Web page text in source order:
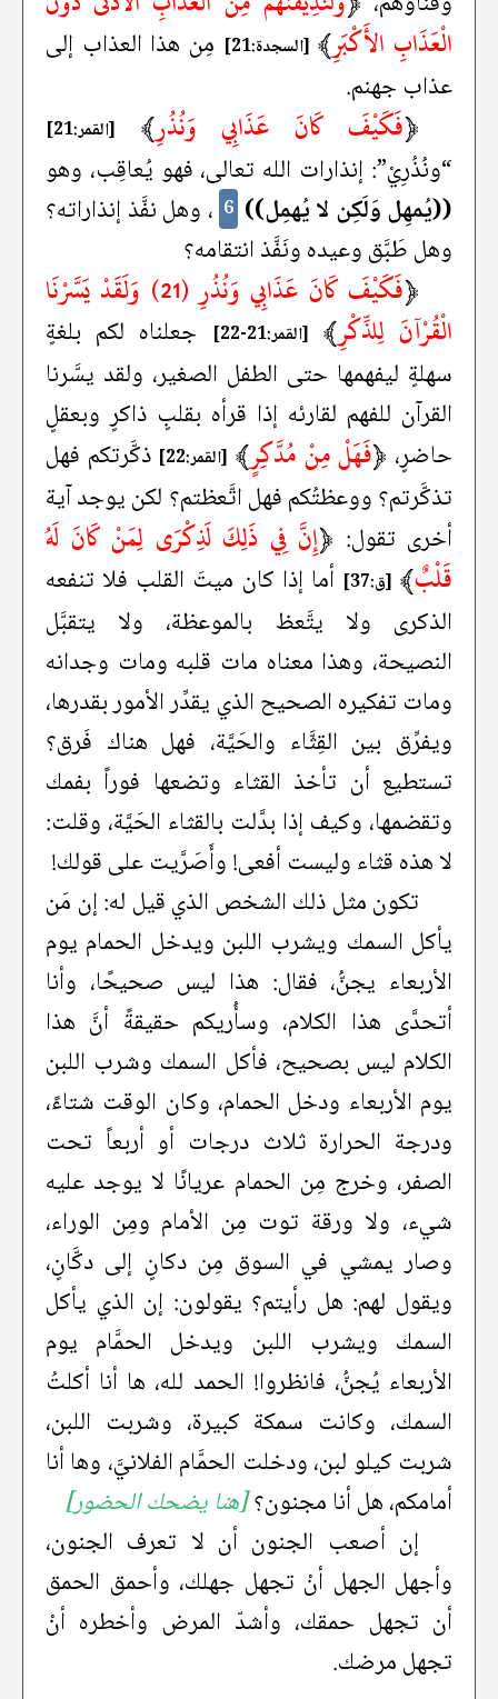
الْعَذَابِ الأَكْبَرِ﴾ [السجدة:21]
مِن هذا العذاب إلى
عذاب جهنم.
﴿فَكَيْفَ كَانَ عَذَابِي وَنُذُرِ﴾ [القمر:21]
“ونُذُرِيْ”: إنذارات الله تعالى، فهو يُعاقِب، وهو
((يُمهِل وَلَكِن لا يُهمِل)) 6 ، وهل نفَّذ إنذاراته؟
وهل طَبَّق وعيده ونَفَّذ انتقامه؟
﴿
فَكَيْفَ كَانَ عَذَابِي وَنُذُرِ (21) وَلَقَدْ يَسَّرْنَا
الْقُرْآنَ لِلذِّكْرِ﴾ [القمر:21-22]
جعلناه لكم بلغةٍ
سهلةٍ ليفهمها حتى الطفل الصغير، ولقد يسَّرنا
القرآن للفهم لقارئه إذا قرأه بقلبٍ ذاكرٍ وبعقلٍ
حاضرٍ، ﴿فَهَلْ مِنْ مُدَّكِرٍ﴾ [القمر:22]
ذكَّرتكم فهل
تذكَّرتم؟ ووعظتُكم فهل اتَّعظتم؟ لكن يوجد آية
أخرى تقول: ﴿إِنَّ فِي ذَلِكَ لَذِكْرَى لِمَنْ كَانَ لَهُ
قَلْبٌ﴾ [ق:37]
أما إذا كان ميتَ القلب فلا تنفعه
الذكرى ولا يتَّعظ بالموعظة، ولا يتقبَّل
النصيحة، وهذا معناه مات قلبه ومات وجدانه
ومات تفكيره الصحيح الذي يقدِّر الأمور بقدرها،
ويفرِّق بين القِثَّاء والحَيَّة، فهل هناك فَرق؟
تستطيع أن تأخذ القثاء وتضعها فوراً بفمك
وتقضمها، وكيف إذا بدَّلت بالقثاء الحَيَّة، وقلت:
لا هذه قثاء وليست أفعى! وأَصَرَّيت على قولك!
تكون مثل ذلك الشخص الذي قيل له: إن مَن
يأكل السمك ويشرب اللبن ويدخل الحمام يوم
الأربعاء يجنُّ، فقال: هذا ليس صحيحًا، وأنا
أتحدَّى هذا الكلام، وسأُريكم حقيقةً أنَّ هذا
الكلام ليس بصحيح، فأكل السمك وشرب اللبن
يوم الأربعاء ودخل الحمام، وكان الوقت شتاءً،
ودرجة الحرارة ثلاث درجات أو أربعاً تحت
الصفر، وخرج مِن الحمام عريانًا لا يوجد عليه
شيء، ولا ورقة توت مِن الأمام ومِن الوراء،
وصار يمشي في السوق مِن دكانٍ إلى دكَّانٍ،
ويقول لهم: هل رأيتم؟ يقولون: إن الذي يأكل
السمك ويشرب اللبن ويدخل الحمَّام يوم
الأربعاء يُجنُّ، فانظروا! الحمد لله، ها أنا أكلتُ
السمك، وكانت سمكة كبيرة، وشربت اللبن،
شربت كيلو لبن، ودخلت الحمَّام الفلانيَّ، وها أنا
أمامكم، هل أنا مجنون؟[هنا يضحك الحضور]
إن أصعب الجنون أن لا تعرف الجنون،
وأجهل الجهل أنْ تجهل جهلك، وأحمق الحمق
أن تجهل حمقك، وأشدّ المرض وأخطره أنْ
تجهل مرضك.